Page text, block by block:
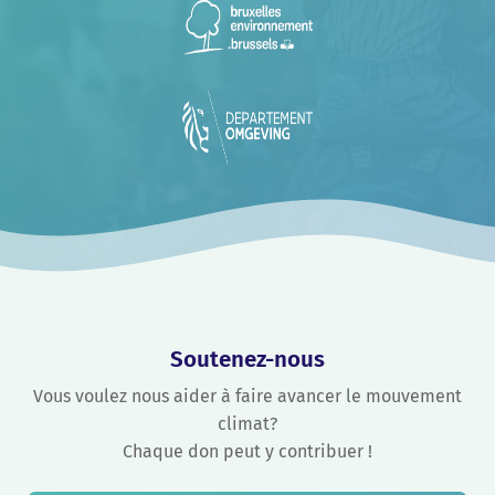
Soutenez-nous
Vous voulez nous aider à faire avancer le mouvement
climat?
Chaque don peut y contribuer !